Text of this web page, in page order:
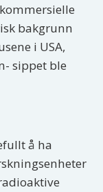
bakgrunn
i USA,
sippet ble
å ha